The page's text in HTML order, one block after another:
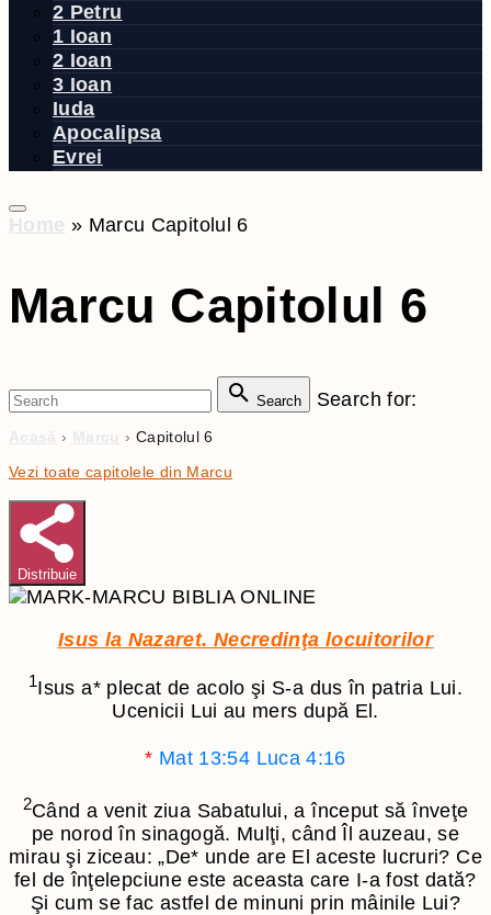
2 Petru
1 Ioan
2 Ioan
3 Ioan
Iuda
Apocalipsa
Evrei
Home » Marcu Capitolul 6
Marcu Capitolul 6
Search Search for:
Acasă › Marcu › Capitolul 6
Vezi toate capitolele din Marcu
Distribuie
Isus la Nazaret. Necredinţa locuitorilor
1Isus a*plecat de acolo şi S-a dus în patria Lui.
Ucenicii Lui au mers după El.
* Mat 13:54 Luca 4:16
2Când a venit ziua Sabatului, a început să înveţe
pe norod în sinagogă. Mulţi, când Îl auzeau, se
mirau şi ziceau: „De* unde are El aceste lucruri? Ce
fel de înţelepciune este aceasta care I-a fost dată?
Şi cum se fac astfel de minuni prin mâinile Lui?